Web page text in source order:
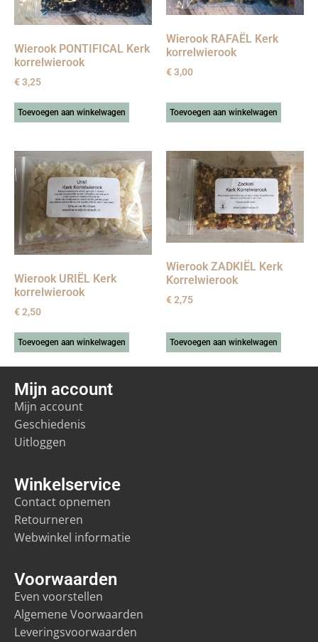
Wierook PONTIFICAL Kerk
korrelwierook
€3,25
Toevoegen aan winkelwagen
Wierook RAFAËL Kerk
korrelwierook
€3,00
Toevoegen aan winkelwagen
Wierook URIËL Kerk
korrelwierook
€2,50
Toevoegen aan winkelwagen
Wierook ZADKIËL Kerk
Korrelwierook
€2,75
Toevoegen aan winkelwagen
Voorwaarden
Even voorstellen
Algemene Voorwaarden
Leveringsvoorwaarden
Winkelservice
Contact opnemen
Retourneren
Webwinkel informatie
Mijn account
Mijn account
Geschiedenis
Uitloggen